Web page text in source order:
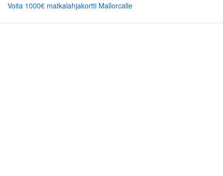
Voita 1000€ matkalahjakortti Mallorcalle